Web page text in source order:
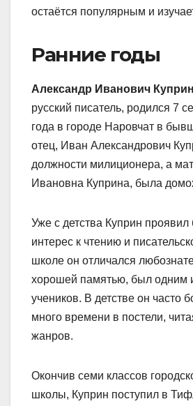
остаётся популярным и
Ранние годы
Александр Иванович Куприн
русский писатель, родился 7
года в городе Наровчат в
отец, Иван Александрович
должности милиционера, а
Ивановна Куприна, была
Уже с детства Куприн
интерес к чтению и
школе он отличался
хорошей памятью, был одним
учеников. В детстве он часто
много времени в постели,
жанров.
Окончив семи классов
школы, Куприн поступил в